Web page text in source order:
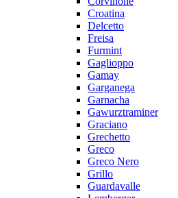
Croatina
Delcetto
Freisa
Furmint
Gaglioppo
Gamay
Garganega
Garnacha
Gawurztraminer
Graciano
Grechetto
Greco
Greco Nero
Grillo
Guardavalle